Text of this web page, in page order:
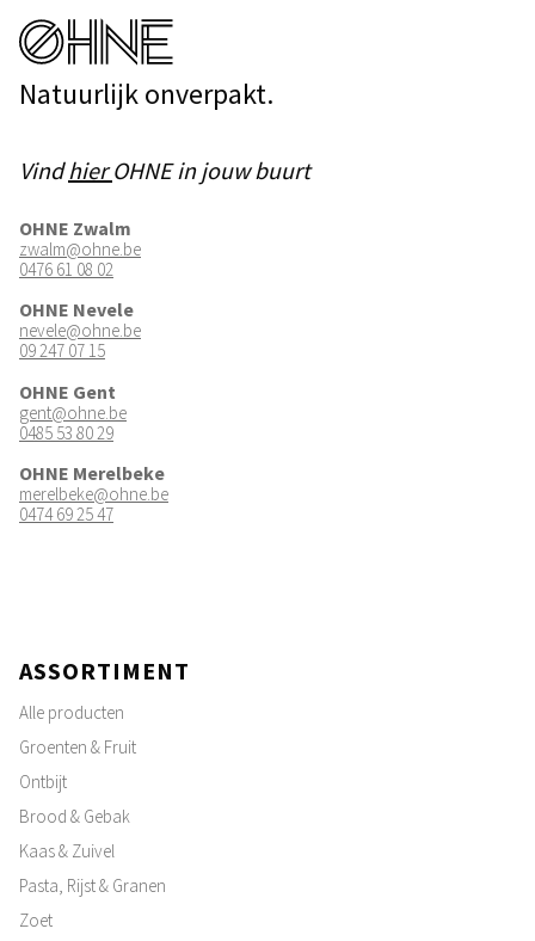
Natuurlijk onverpakt.
VindhierOHNE in jouw buurt
OHNE Zwalm
zwalm@ohne.be
0476 61 08 02
OHNE Nevele
nevele@ohne.be
09 247 07 15
OHNE Gent
gent@ohne.be
0485 53 80 29
OHNE Merelbeke
merelbeke@ohne.be
0474 69 25 47
ASSORTIMENT
Alle producten
Groenten & Fruit
Ontbijt
Brood & Gebak
Kaas & Zuivel
Pasta, Rijst & Granen
Zoet